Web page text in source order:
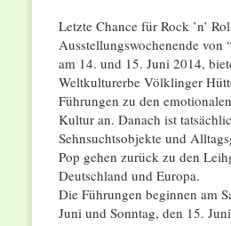
Letzte Chance für Rock ’n’
Ausstellungswochenende von
am 14. und 15. Juni 2014,
Weltkulturerbe Völklinger
Führungen zu den
Kultur an. Danach ist
Sehnsuchtsobjekte und
Pop gehen zurück zu den
Deutschland und Europa.
Die Führungen beginnen am
Juni und Sonntag, den 15.